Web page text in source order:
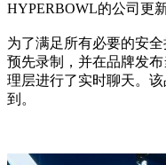
HYPERBOWL的公司更
为了满足所有必要的安
预先录制，并在品牌发
理层进行了实时聊天。
到。